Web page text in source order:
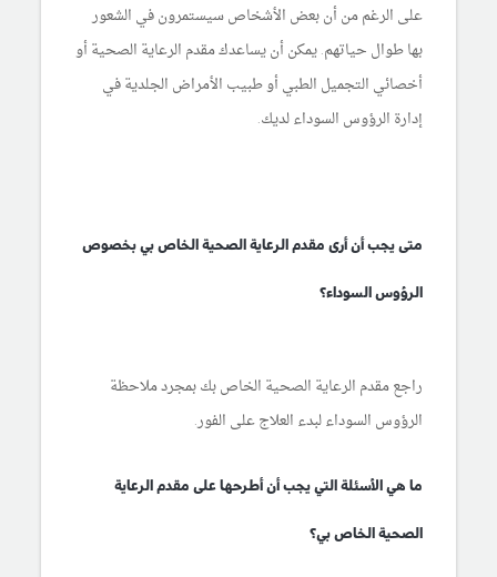
على الرغم من أن بعض الأشخاص سيستمرون في الشعور
بها طوال حياتهم. يمكن أن يساعدك مقدم الرعاية الصحية أو
أخصائي التجميل الطبي أو طبيب الأمراض الجلدية في
إدارة الرؤوس السوداء لديك.
متى يجب أن أرى مقدم الرعاية الصحية الخاص بي بخصوص
الرؤوس السوداء؟
راجع مقدم الرعاية الصحية الخاص بك بمجرد ملاحظة
الرؤوس السوداء لبدء العلاج على الفور.
ما هي الأسئلة التي يجب أن أطرحها على مقدم الرعاية
الصحية الخاص بي؟